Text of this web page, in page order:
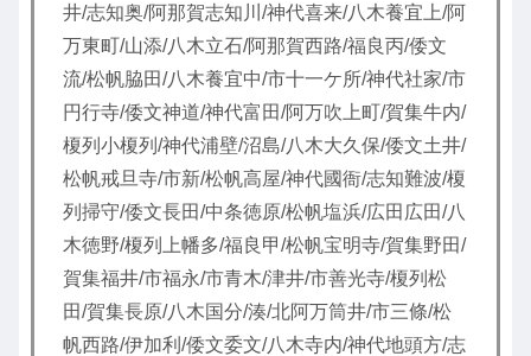
井/志知奥/阿那賀志知川/神代喜来/八木養宜上/阿
万東町/山添/八木立石/阿那賀西路/福良丙/倭文
流/松帆脇田/八木養宜中/市十一ケ所/神代社家/市
円行寺/倭文神道/神代富田/阿万吹上町/賀集牛内/
榎列小榎列/神代浦壁/沼島/八木大久保/倭文土井/
松帆戒旦寺/市新/松帆高屋/神代國衙/志知難波/榎
列掃守/倭文長田/中条徳原/松帆塩浜/広田広田/八
木徳野/榎列上幡多/福良甲/松帆宝明寺/賀集野田/
賀集福井/市福永/市青木/津井/市善光寺/榎列松
田/賀集長原/八木国分/湊/北阿万筒井/市三條/松
帆西路/伊加利/倭文委文/八木寺内/神代地頭方/志